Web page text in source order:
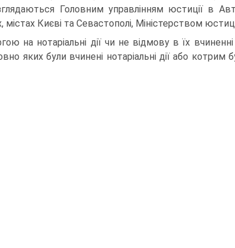
Головним управлінням юстиції в
Києві та Севастополі, Міністерством
на нотаріальні дії чи не відмову в їх
яких були вчинені нотаріальні дії або котрим